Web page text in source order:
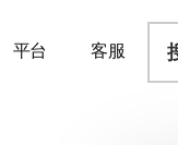
平台 客服